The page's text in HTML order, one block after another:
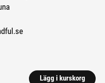
extern sida.)
Lägg i kurskorg